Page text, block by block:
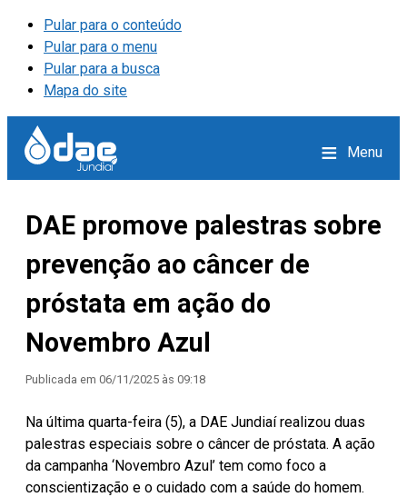
Pular para o conteúdo
Pular para o menu
Pular para a busca
Mapa do site
≡ Menu
DAE promove palestras sobre
prevenção ao câncer de
próstata em ação do
Novembro Azul
Publicada em 06/11/2025 às 09:18
Na última quarta-feira (5), a DAE Jundiaí realizou duas
palestras especiais sobre o câncer de próstata. A ação
da campanha ‘Novembro Azul’ tem como foco a
conscientização e o cuidado com a saúde do homem.